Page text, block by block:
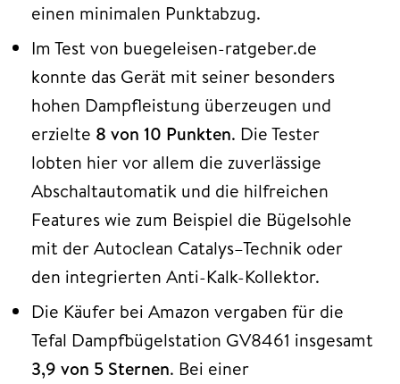
einen minimalen Punktabzug.
Im Test von buegeleisen-ratgeber.de
konnte das Gerät mit seiner besonders
hohen Dampfleistung überzeugen und
erzielte 8 von 10 Punkten. Die Tester
lobten hier vor allem die zuverlässige
Abschaltautomatik und die hilfreichen
Features wie zum Beispiel die Bügelsohle
mit der Autoclean Catalys–Technik oder
den integrierten Anti-Kalk-Kollektor.
Die Käufer bei Amazon vergaben für die
Tefal Dampfbügelstation GV8461 insgesamt
3,9 von 5 Sternen. Bei einer